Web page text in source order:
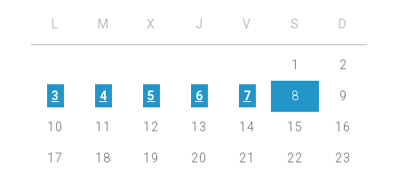
L M X J V S D
1 2
3 4 5 6 7 8 9
10 11 12 13 14 15 16
17 18 19 20 21 22 23